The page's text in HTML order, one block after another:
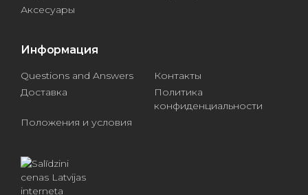
Аксесуары
Информация
Questions and Answers
Контакты
Доставка
Политика
конфиденциальности
Положения и условия